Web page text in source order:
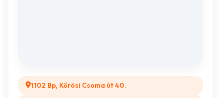
1102 Bp, Kőrösi Csoma út 40.